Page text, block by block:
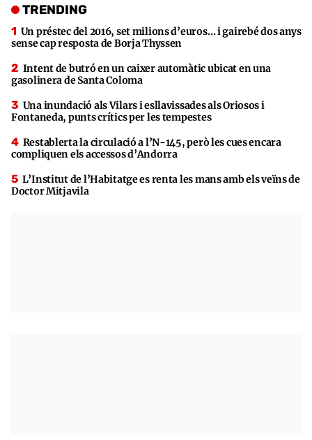
TRENDING
Un préstec del 2016, set milions d’euros… i gairebé dos anys
sense cap resposta de Borja Thyssen
Intent de butró en un caixer automàtic ubicat en una
gasolinera de Santa Coloma
Una inundació als Vilars i esllavissades als Oriosos i
Fontaneda, punts crítics per les tempestes
Restablerta la circulació a l’N-145, però les cues encara
compliquen els accessos d’Andorra
L’Institut de l’Habitatge es renta les mans amb els veïns de
Doctor Mitjavila